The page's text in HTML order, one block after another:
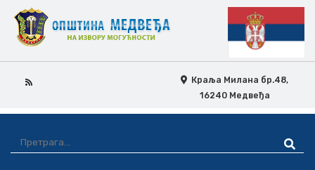
Краља Милана бр.48,
16240 Медвеђа
Navigation
Ovo